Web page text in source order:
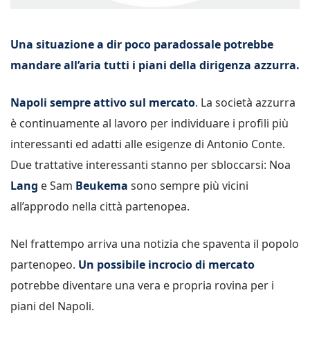
Una situazione a dir poco paradossale potrebbe
mandare all’aria tutti i piani della dirigenza azzurra.
Napoli sempre attivo sul mercato. La società azzurra
è continuamente al lavoro per individuare i profili più
interessanti ed adatti alle esigenze di Antonio Conte.
Due trattative interessanti stanno per sbloccarsi: Noa
Lang e Sam Beukema sono sempre più vicini
all’approdo nella città partenopea.
Nel frattempo arriva una notizia che spaventa il popolo
partenopeo. Un possibile incrocio di mercato
potrebbe diventare una vera e propria rovina per i
piani del Napoli.